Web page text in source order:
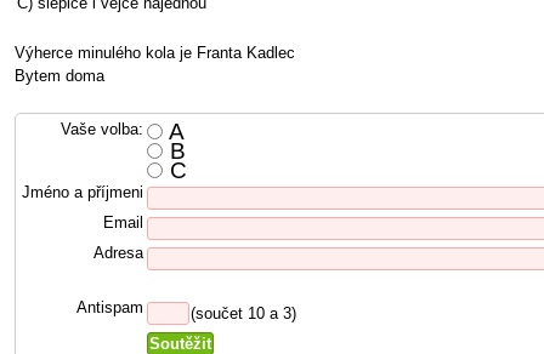
Výherce minulého kola je Franta Kadlec
Bytem doma
Vaše volba: A
B
C
Jméno a příjmeni
Email
Adresa
Antispam (součet 10 a 3)